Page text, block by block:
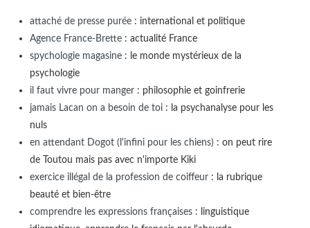
attaché de presse purée: international et politique
Agence France-Brette: actualité France
spychologie magasine: le monde mystérieux de la
psychologie
il faut vivre pour manger: philosophie et goinfrerie
jamais Lacan on a besoin de toi: la psychanalyse pour les
nuls
en attendant Dogot (l'infini pour les chiens): on peut rire
de Toutou mais pas avec n'importe Kiki
exercice illégal de la profession de coiffeur: la rubrique
beauté et bien-être
comprendre les expressions françaises: linguistique